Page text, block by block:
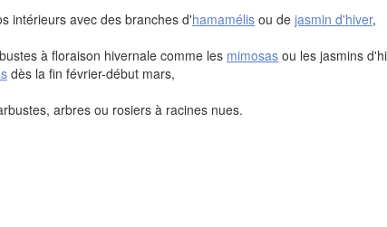
intérieurs avec des branches d'hamamélis ou de jasmin d'hiver,
à floraison hivernale comme les mimosas ou les jasmins
dès la fin février-début mars,
arbres ou rosiers à racines nues.